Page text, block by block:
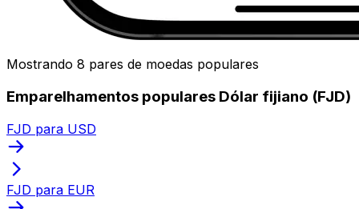
Mostrando 8 pares de moedas populares
Emparelhamentos populares Dólar fijiano (FJD)
FJD para USD
FJD para EUR